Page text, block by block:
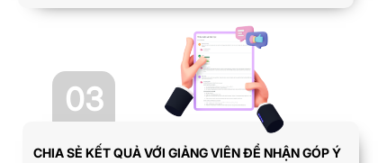
03
CHIA SẺ KẾT QUẢ VỚI GIẢNG VIÊN ĐỂ NHẬN GÓP Ý